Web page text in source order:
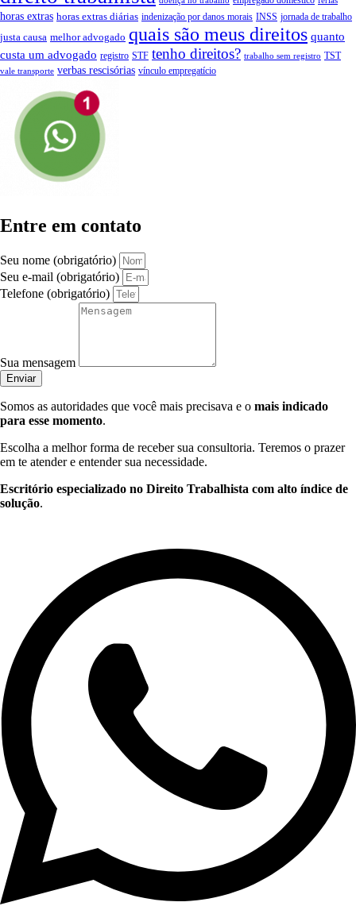
horas extras horas extras diárias indenização por danos morais INSS jornada de trabalho
justa causa melhor advogado quais são meus direitos quanto
custa um advogado registro STF tenho direitos? trabalho sem registro TST
vale transporte verbas rescisórias vínculo empregatício
Entre em contato
Seu nome (obrigatório)
Seu e-mail (obrigatório)
Telefone (obrigatório)
Sua mensagem
Enviar
Somos as autoridades que você mais precisava e o mais indicado
para esse momento.
Escolha a melhor forma de receber sua consultoria. Teremos o prazer
em te atender e entender sua necessidade.
Escritório especializado no Direito Trabalhista com alto índice de
solução.